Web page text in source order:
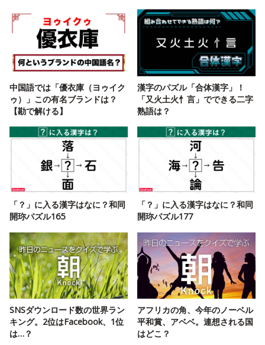
中国語では「優衣庫（ヨゥイク
ゥ）」この有名ブランドは？
【勘で解ける】
漢字のパズル「合体漢字」！
「又火土火忄言」でできる二字
熟語は？
「？」に入る漢字はなに？和同
開珎パズル165
「？」に入る漢字はなに？和同
開珎パズル177
SNSダウンロード数の世界ラン
キング。2位はFacebook、1位
は…？
アフリカの角、今年のノーベル
平和賞、アベベ。連想される国
はどこ？